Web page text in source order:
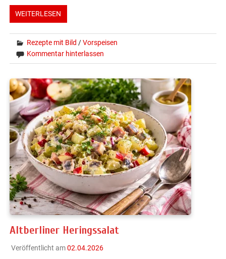
WEITERLESEN
Rezepte mit Bild /Vorspeisen
Kommentar hinterlassen
Altberliner Heringssalat
Veröffentlicht am02.04.2026